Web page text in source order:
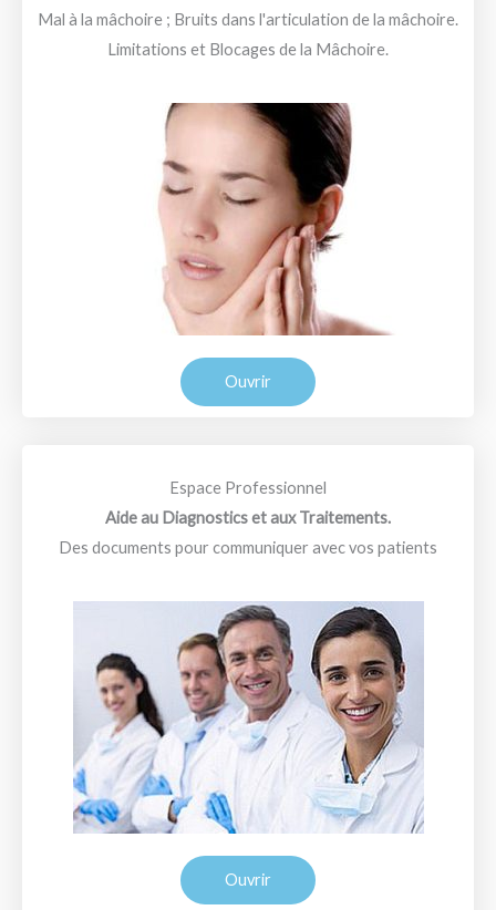
Mal à la mâchoire ; Bruits dans l'articulation de la mâchoire.
Limitations et Blocages de la Mâchoire.
Ouvrir
Espace Professionnel
Aide au Diagnostics et aux Traitements.
Des documents pour communiquer avec vos patients
Ouvrir